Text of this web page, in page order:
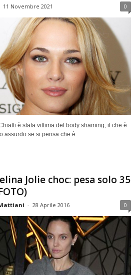
11 Novembre 2021 0
è stata vittima del body shaming, il che è
assurdo se si pensa che è...
Jolie choc: pesa solo 35
- 28 Aprile 2016 0